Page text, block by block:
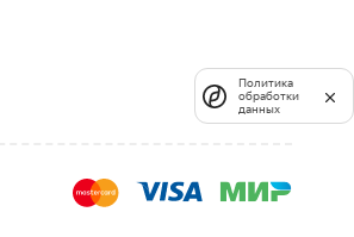
Политика
обработки
данных